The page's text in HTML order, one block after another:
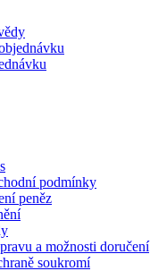
podmínky
peněz
a možnosti doručení
soukromí